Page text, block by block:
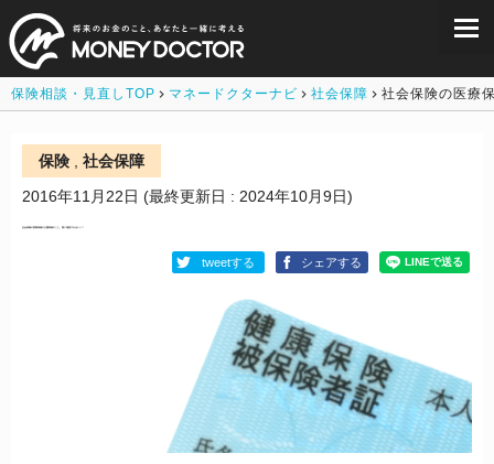
保険相談・見直しTOP マネードクターナビ 社会保障 社会保険の医療
保険, 社会保障
2016年11月22日 (最終更新日 : 2024年10月9日)
tweetする シェアする